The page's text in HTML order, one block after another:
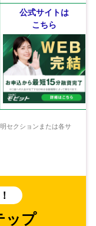
公式サイトは
こちら
セクションまたは各サ
ップ